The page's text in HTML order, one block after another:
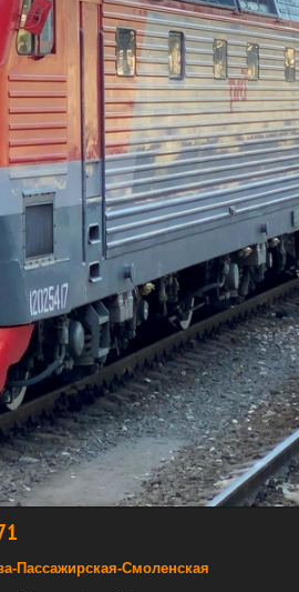
Пассажирская-Смоленская